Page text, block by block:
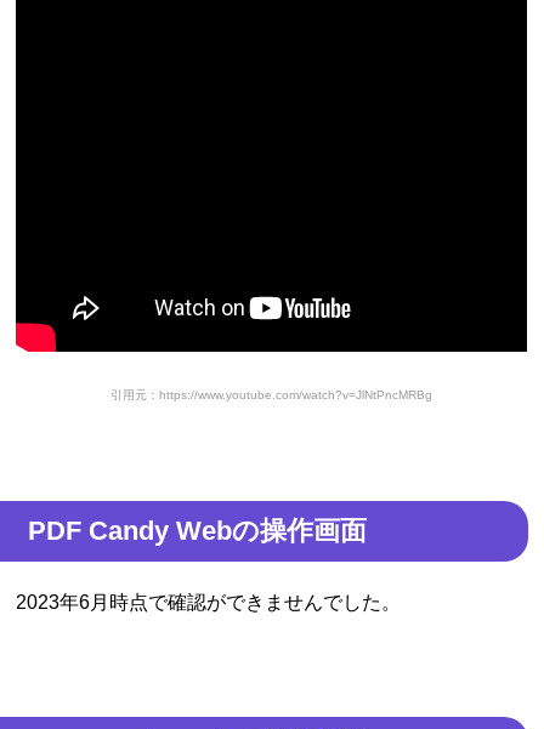
引用元：https://www.youtube.com/watch?v=JlNtPncMRBg
PDF Candy Webの操作画面
2023年6月時点で確認ができませんでした。